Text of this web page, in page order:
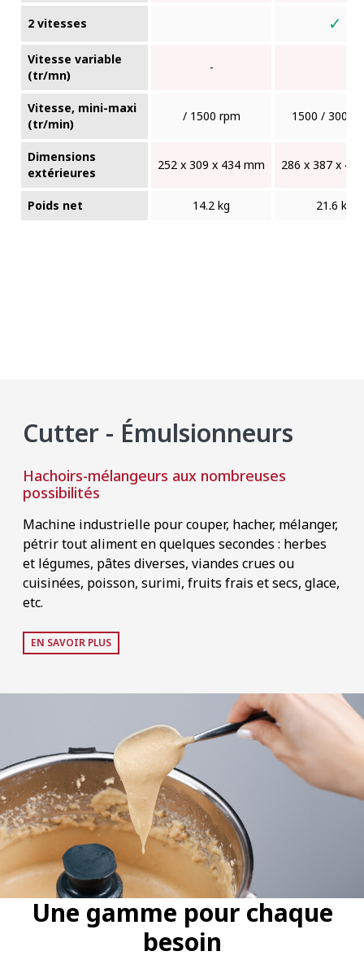
2 vitesses ✓
Vitesse variable
(tr/mn)
-
Vitesse, mini-maxi
(tr/min)
/ 1500 rpm 1500 / 3000
Dimensions
extérieures
252 x 309 x 434 mm 286 x 387 x
Poids net 14.2 kg 21.6 kg
Cutter - Émulsionneurs
Hachoirs-mélangeurs aux nombreuses
possibilités
Machine industrielle pour couper, hacher, mélanger,
pétrir tout aliment en quelques secondes : herbes
et légumes, pâtes diverses, viandes crues ou
cuisinées, poisson, surimi, fruits frais et secs, glace,
etc.
EN SAVOIR PLUS
Une gamme pour chaque
besoin